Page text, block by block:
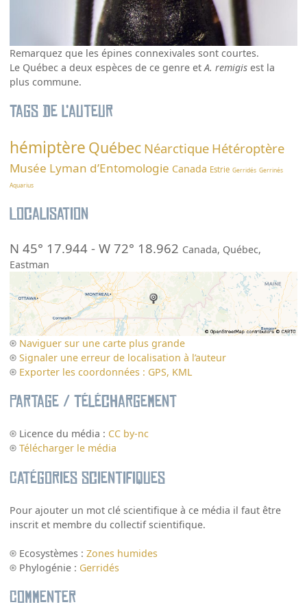
Remarquez que les épines connexivales sont courtes.
Le Québec a deux espèces de ce genre etA. remigis est la
plus commune.
Tags de l’auteur
hémiptère Québec Néarctique Hétéroptère
Musée Lyman d’Entomologie Canada Estrie Gerridés Gerrinés
Aquarius
Localisation
N 45° 17.944 -W 72° 18.962 Canada, Québec,
Eastman
Naviguer sur une carte plus grande
Signaler une erreur de localisation à l’auteur
Exporter les coordonnées : GPS, KML
Partage / Téléchargement
Licence du média : CC by-nc
Télécharger le média
Catégories scientifiques
Pour ajouter un mot clé scientifique à ce média il faut être
inscrit et membre du collectif scientifique.
Ecosystèmes :Zones humides
Phylogénie : Gerridés
Commenter